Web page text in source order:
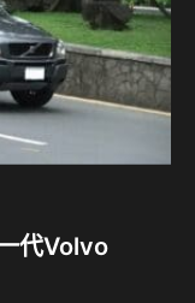
代Volvo